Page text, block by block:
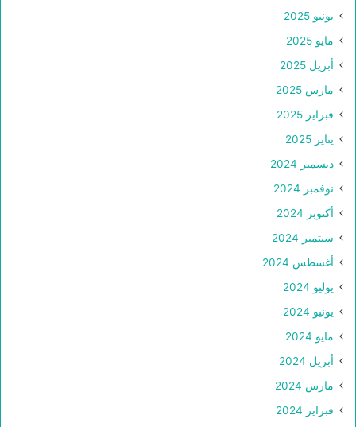
يونيو 2025
مايو 2025
أبريل 2025
مارس 2025
فبراير 2025
يناير 2025
ديسمبر 2024
نوفمبر 2024
أكتوبر 2024
سبتمبر 2024
أغسطس 2024
يوليو 2024
يونيو 2024
مايو 2024
أبريل 2024
مارس 2024
فبراير 2024